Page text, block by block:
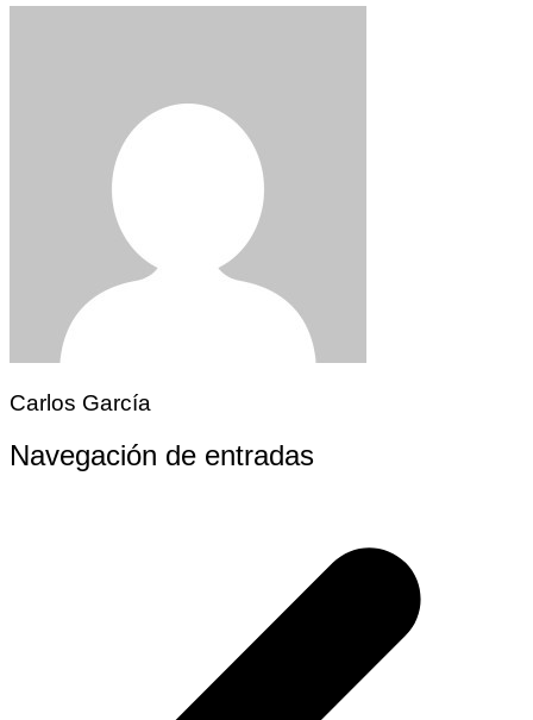
Carlos García
Navegación de entradas